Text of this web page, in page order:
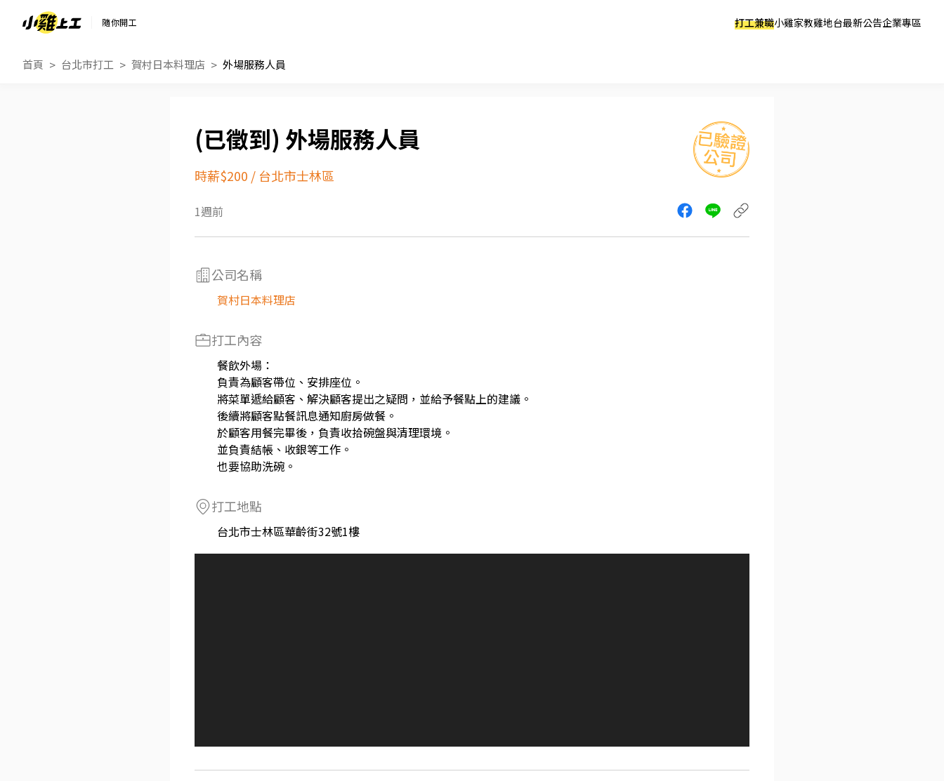
隨你開工 打工兼職小雞家教雞地台最新公告企業專區
首頁 台北市打工 賀村日本料理店 外場服務人員
外場服務人員
時薪$200 / 台北市士林區
1週前
公司名稱
賀村日本料理店
打工內容
餐飲外場：
負責為顧客帶位、安排座位。
將菜單遞給顧客、解決顧客提出之疑問，並給予餐點上的建議。
後續將顧客點餐訊息通知廚房做餐。
於顧客用餐完畢後，負責收拾碗盤與清理環境。
並負責結帳、收銀等工作。
也要協助洗碗。
打工地點
台北市士林區華齡街32號1樓